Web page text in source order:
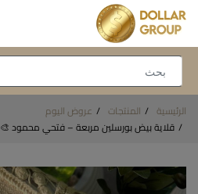
الرئيسية المنتجات
عروض اليوم
قلاية بيض بورسلين مربعة – فتحي محمود 🎨